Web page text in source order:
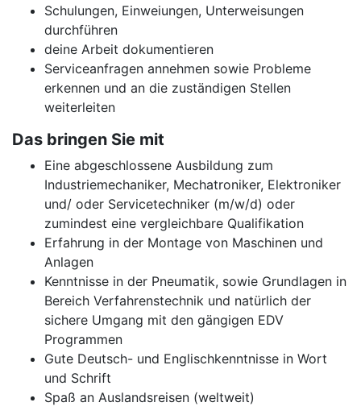
Schulungen, Einweiungen, Unterweisungen
durchführen
deine Arbeit dokumentieren
Serviceanfragen annehmen sowie Probleme
erkennen und an die zuständigen Stellen
weiterleiten
Das bringen Sie mit
Eine abgeschlossene Ausbildung zum
Industriemechaniker, Mechatroniker, Elektroniker
und/ oder Servicetechniker (m/w/d) oder
zumindest eine vergleichbare Qualifikation
Erfahrung in der Montage von Maschinen und
Anlagen
Kenntnisse in der Pneumatik, sowie Grundlagen in
Bereich Verfahrenstechnik und natürlich der
sichere Umgang mit den gängigen EDV
Programmen
Gute Deutsch- und Englischkenntnisse in Wort
und Schrift
Spaß an Auslandsreisen (weltweit)